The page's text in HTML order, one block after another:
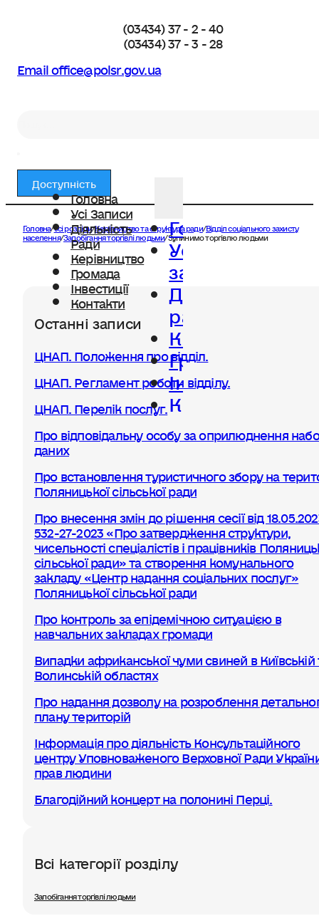
(03434) 37 - 2 - 40
(03434) 37 - 3 - 28
Email office@polsr.gov.ua
Головна
Усі Записи
Діяльність
Ради
Керівництво
Громада
Інвестиції
Контакти
Головна
Усі
записи
Діяльність
ради
Керівництво
Громада
Інвестиції
Контакти
Доступність
Головна/Усі розділи/Керівництво та структура ради/Відділ соціального захисту
населення/Запобігання торгівлі людьми/Зупинимо торгівлю людьми
Останні записи
ЦНАП. Положення про відділ.
ЦНАП. Регламент роботи відділу.
ЦНАП. Перелік послуг.
Про відповідальну особу за оприлюднення
даних
Про встановлення туристичного збору на
Поляницької сільської ради
Про внесення змін до рішення сесії від
532-27-2023 «Про затвердження структури,
чисельності спеціалістів і працівників
сільської ради» та створення комунального
закладу «Центр надання соціальних послуг»
Поляницької сільської ради
Про контроль за епідемічною ситуацією в
навчальних закладах громади
Випадки африканської чуми свиней в Київській
Волинській областях
Про надання дозволу на розроблення
плану територій
Інформація про діяльність Консультаційного
центру Уповноваженого Верховної Ради
прав людини
Благодійний концерт на полонині Перці.
Всі категорії розділу
Запобігання торгівлі людьми